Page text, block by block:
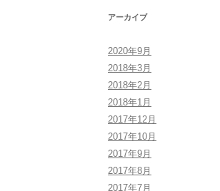
アーカイブ
2020年9月
2018年3月
2018年2月
2018年1月
2017年12月
2017年10月
2017年9月
2017年8月
2017年7月